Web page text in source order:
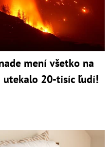
mení všetko na
utekalo 20-tisíc ľudí!